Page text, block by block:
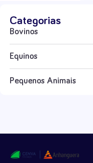
Categorias
Bovinos
Equinos
Pequenos Animais